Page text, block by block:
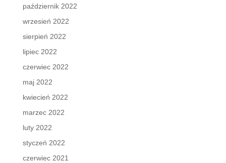
październik 2022
wrzesień 2022
sierpień 2022
lipiec 2022
czerwiec 2022
maj 2022
kwiecień 2022
marzec 2022
luty 2022
styczeń 2022
czerwiec 2021